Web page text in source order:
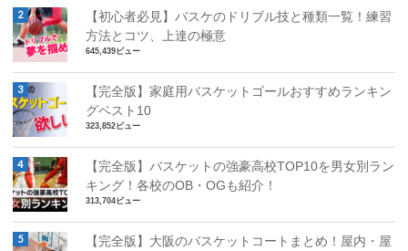
【初心者必見】バスケのドリブル技と種類一覧！練習
方法とコツ、上達の極意
645,439ビュー
【完全版】家庭用バスケットゴールおすすめランキン
グベスト10
323,852ビュー
【完全版】バスケットの強豪高校TOP10を男女別ラン
キング！各校のOB・OGも紹介！
313,704ビュー
【完全版】大阪のバスケットコートまとめ！屋内・屋